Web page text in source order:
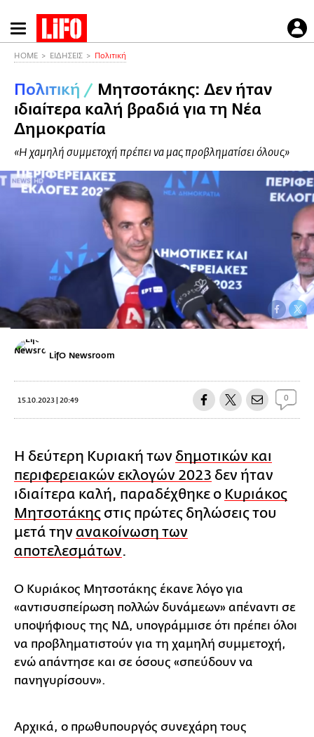
Παράκαμψη
προς
περιεχόμενο
HOME ΕΙΔΗΣΕΙΣ Πολιτική
Πολιτική / Μητσοτάκης: Δεν ήταν
ιδιαίτερα καλή βραδιά για τη Νέα
Δημοκρατία
«Η χαμηλή συμμετοχή πρέπει να μας προβληματίσει όλους»
LifO Newsroom
15.10.2023 | 20:49 0
Η δεύτερη Κυριακή των δημοτικών και
περιφερειακών εκλογών 2023 δεν ήταν
ιδιαίτερα καλή, παραδέχθηκε ο Κυριάκος
Μητσοτάκης στις πρώτες δηλώσεις του
μετά την ανακοίνωση των
αποτελεσμάτων.
Ο Κυριάκος Μητσοτάκης έκανε λόγο για
«αντισυσπείρωση πολλών δυνάμεων» απέναντι σε
υποψήφιους της ΝΔ, υπογράμμισε ότι πρέπει όλοι
να προβληματιστούν για τη χαμηλή συμμετοχή,
ενώ απάντησε και σε όσους «σπεύδουν να
πανηγυρίσουν».
Αρχικά, ο πρωθυπουργός συνεχάρη τους